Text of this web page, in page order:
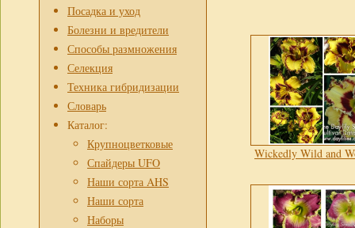
Посадка и уход
Болезни и вредители
Способы размножения
Селекция
Техника гибридизации
Словарь
Каталог:
Крупноцветковые
Спайдеры UFO
Наши сорта AHS
Наши сорта
Наборы
Wickedly Wild and